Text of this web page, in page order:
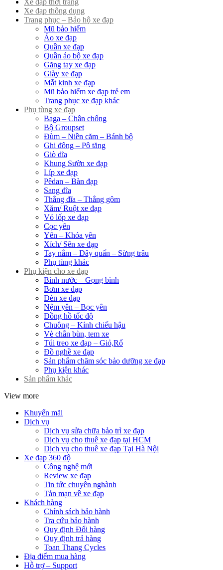
Xe đạp thông dụng
Trang phục – Bảo hộ xe đạp
Mũ bảo hiểm
Áo xe đạp
Quần xe đạp
Quần áo bộ xe đạp
Găng tay xe đạp
Giày xe đạp
Mắt kinh xe đạp
Mũ bảo hiểm xe đạp trẻ em
Trang phục xe đạp khác
Phụ tùng xe đạp
Baga – Chân chống
Bộ Groupset
Đùm – Niền căm – Bánh bộ
Ghi đông – Pô tăng
Giò dĩa
Khung Sườn xe đạp
Líp xe đạp
Pêdan – Bàn đạp
Sang đĩa
Thắng đĩa – Thắng gôm
Xăm/ Ruột xe đạp
Vỏ lốp xe đạp
Cọc yên
Yên – Khóa yên
Xích/ Sên xe đạp
Tay nắm – Dây quấn – Sừng trâu
Phụ tùng khác
Phụ kiện cho xe đạp
Bình nước – Gọng bình
Bơm xe đạp
Đèn xe đạp
Nệm yên – Bọc yên
Đồng hồ tốc độ
Chuông – Kính chiếu hậu
Vè chắn bùn, tem xe
Túi treo xe đạp – Giỏ,Rổ
Đồ nghề xe đạp
Sản phẩm chăm sóc bảo dưỡng xe đạp
Phụ kiện khác
Sản phẩm khác
View more
Khuyến mãi
Dịch vụ
Dịch vụ sửa chữa bảo trì xe đạp
Dịch vụ cho thuê xe đạp tại HCM
Dịch vụ cho thuê xe đạp Tại Hà Nội
Xe đạp 360 độ
Công nghệ mới
Review xe đạp
Tin tức chuyên nghành
Tản mạn về xe đạp
Khách hàng
Chính sách bảo hành
Tra cứu bảo hành
Quy định Đổi hàng
Quy định trả hàng
Toan Thang Cycles
Địa điểm mua hàng
Hỗ trợ – Support